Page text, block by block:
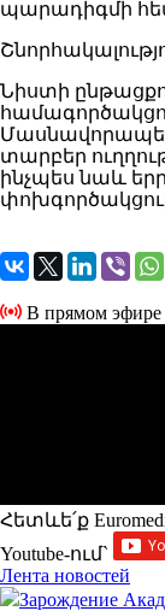
պարադիգմի
Նիստի
տարբեր
ինչպես նաև
В прямом эфире
Հետևե՛ք
Youtube-ում`
Лента новостей
Зарождение